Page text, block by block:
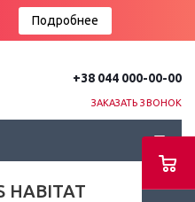
Подробнее
+38 044 000-00-00
ЗАКАЗАТЬ ЗВОНОК
HABITAT